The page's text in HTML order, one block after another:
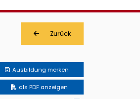
Zurück
Ausbildung merken
als PDF anzeigen